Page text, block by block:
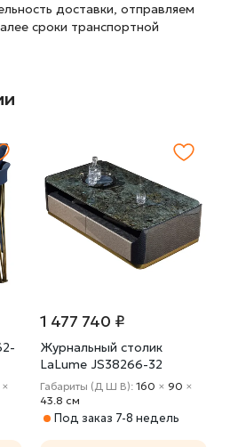
доставки, отправляем
сроки транспортной
×
1 477 740 ₽
Журнальный столик
LaLume JS38266-32
Габариты (Д Ш В): 160 × 90 ×
43.8 cм
Под заказ 7-8 недель